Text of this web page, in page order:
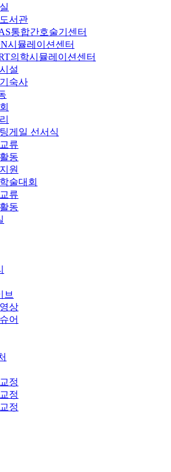
서관
통합간호술기센터
시뮬레이션센터
의학시뮬레이션센터
설
숙사
게일 선서식
류
동
원
술대회
류
동
브
상
어
정
정
정